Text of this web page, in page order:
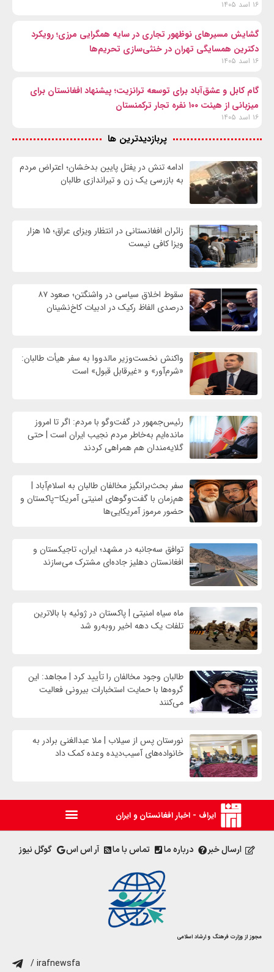
۱۶ اسد ۱۴۰۵
گشایش مسیرهای نوظهور تجاری در سایه همگرایی مرزی؛ رویکرد
دکترین همسایگی تهران در خنثی‌سازی تحریم‌ها
۱۶ اسد ۱۴۰۵
گام کابل و عشق‌آباد برای توسعه ترانزیت؛ پیشنهاد افغانستان برای
میزبانی از هیئت ۱۰۰ نفره تجار ترکمنستان
۱۶ اسد ۱۴۰۵
پربازدیدترین ها
ادامه تنش در یفتل پایین بدخشان؛ اعتراض مردم
به بازرسی یک زن و تیراندازی طالبان
زائران افغانستانی در انتظار ویزای عراق؛ ۱۵ هزار
ویزا کافی نیست
سقوط اخلاق سیاسی در واشنگتن؛ صعود ۸۷
درصدی الفاظ رکیک در ادبیات کاخ‌نشینان
واکنش نخست‌وزیر مالدووا به سفر هیأت طالبان:
«شرم‌آور» و «غیرقابل قبول» است
رئیس‌جمهور در گفت‌وگو با مردم: اگر تا امروز
مانده‌ایم به‌خاطر مردم نجیب ایران است | حتی
گلایه‌مندان هم همراهی کردند
سفر بحث‌برانگیز مخالفان طالبان به اسلام‌آباد |
هم‌زمان با گفت‌وگوهای امنیتی آمریکا–پاکستان و
حضور مرموز آمریکایی‌ها
توافق سه‌جانبه در مشهد؛ ایران، تاجیکستان و
افغانستان دهلیز جاده‌ای مشترک می‌سازند
ماه سیاه امنیتی | پاکستان در ژوئیه با بالاترین
تلفات یک دهه اخیر روبه‌رو شد
طالبان وجود مخالفان را تأیید کرد | مجاهد: این
گروه‌ها با حمایت استخبارات بیرونی فعالیت
می‌کنند
نورستان پس از سیلاب | ملا عبدالغنی برادر به
خانواده‌های آسیب‌دیده وعده کمک داد
ایراف - اخبار افغانستان و ایران
ارسال خبر درباره ما تماس با ما آر اس اس گوگل نیوز
مجوز از وزارت فرهنگ و ارشاد اسلامی
/ irafnewsfa